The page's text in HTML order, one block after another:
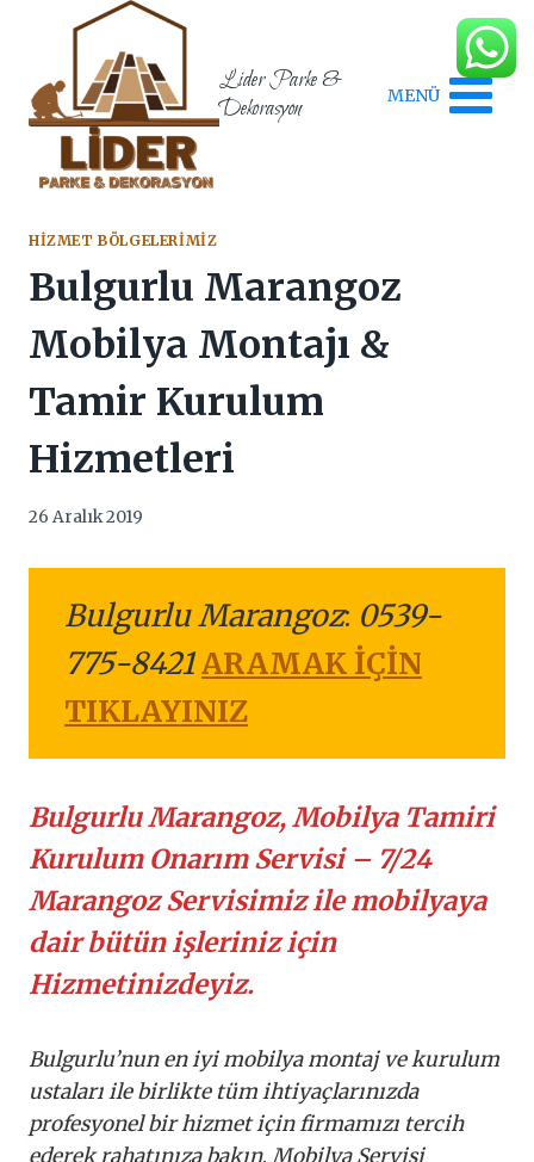
content
Lider Parke &
Dekorasyon
MENÜ
HIZMET BÖLGELERIMIZ
Bulgurlu Marangoz
Mobilya Montajı &
Tamir Kurulum
Hizmetleri
26 Aralık 2019
Bulgurlu Marangoz: 0539-
775-8421ARAMAK İÇİN
TIKLAYINIZ
Bulgurlu Marangoz, Mobilya Tamiri
Kurulum Onarım Servisi – 7/24
Marangoz Servisimiz ile mobilyaya
dair bütün işleriniz için
Hizmetinizdeyiz.
Bulgurlu’nun en iyi mobilya montaj ve kurulum
ustaları ile birlikte tüm ihtiyaçlarınızda
profesyonel bir hizmet için firmamızı tercih
ederek rahatınıza bakın. Mobilya Servisi